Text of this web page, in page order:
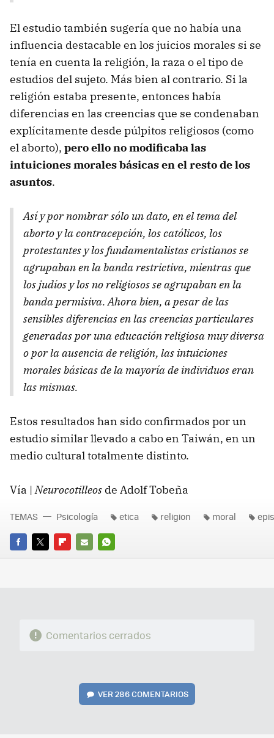
El estudio también sugería que no había una
influencia destacable en los juicios morales si se
tenía en cuenta la religión, la raza o el tipo de
estudios del sujeto. Más bien al contrario. Si la
religión estaba presente, entonces había
diferencias en las creencias que se condenaban
explícitamente desde púlpitos religiosos (como
el aborto), pero ello no modificaba las
intuiciones morales básicas en el resto de los
asuntos.
Así y por nombrar sólo un dato, en el tema del
aborto y la contracepción, los católicos, los
protestantes y los fundamentalistas cristianos se
agrupaban en la banda restrictiva, mientras que
los judíos y los no religiosos se agrupaban en la
banda permisiva. Ahora bien, a pesar de las
sensibles diferencias en las creencias particulares
generadas por una educación religiosa muy diversa
o por la ausencia de religión, las intuiciones
morales básicas de la mayoría de individuos eran
las mismas.
Estos resultados han sido confirmados por un
estudio similar llevado a cabo en Taiwán, en un
medio cultural totalmente distinto.
Vía |Neurocotilleos de Adolf Tobeña
FACEBOOK
TWITTERFLIPBOARD
E-
WHATSAPP
TEMAS Psicología etica religion moral
Comentarios cerrados
VER286 COMENTARIOS